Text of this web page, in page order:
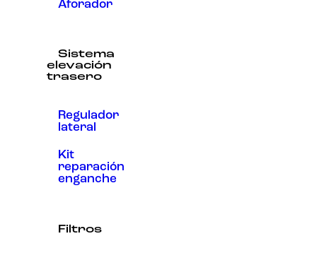
Aforador
Sistema
elevación
trasero
Regulador
lateral
Kit
reparación
enganche
Filtros